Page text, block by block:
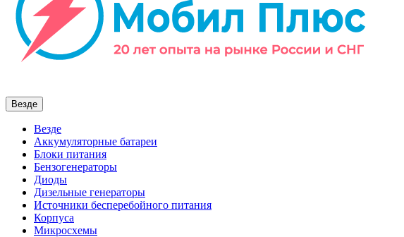
Везде
Везде
Аккумуляторные батареи
Блоки питания
Бензогенераторы
Диоды
Дизельные генераторы
Источники бесперебойного питания
Корпуса
Микросхемы